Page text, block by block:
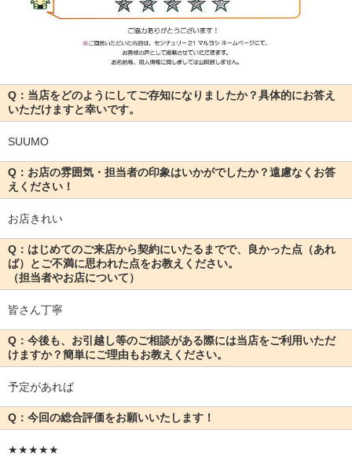
Q：当店をどのようにしてご存知になりましたか？具体的にお答え
いただけますと幸いです。
SUUMO
Q：お店の雰囲気・担当者の印象はいかがでしたか？遠慮なくお答
えください！
お店きれい
Q：はじめてのご来店から契約にいたるまでで、良かった点（あれ
ば）とご不満に思われた点をお教えください。
（担当者やお店について）
皆さん丁寧
Q：今後も、お引越し等のご相談がある際には当店をご利用いただ
けますか？簡単にご理由もお教えください。
予定があれば
Q：今回の総合評価をお願いいたします！
★★★★★